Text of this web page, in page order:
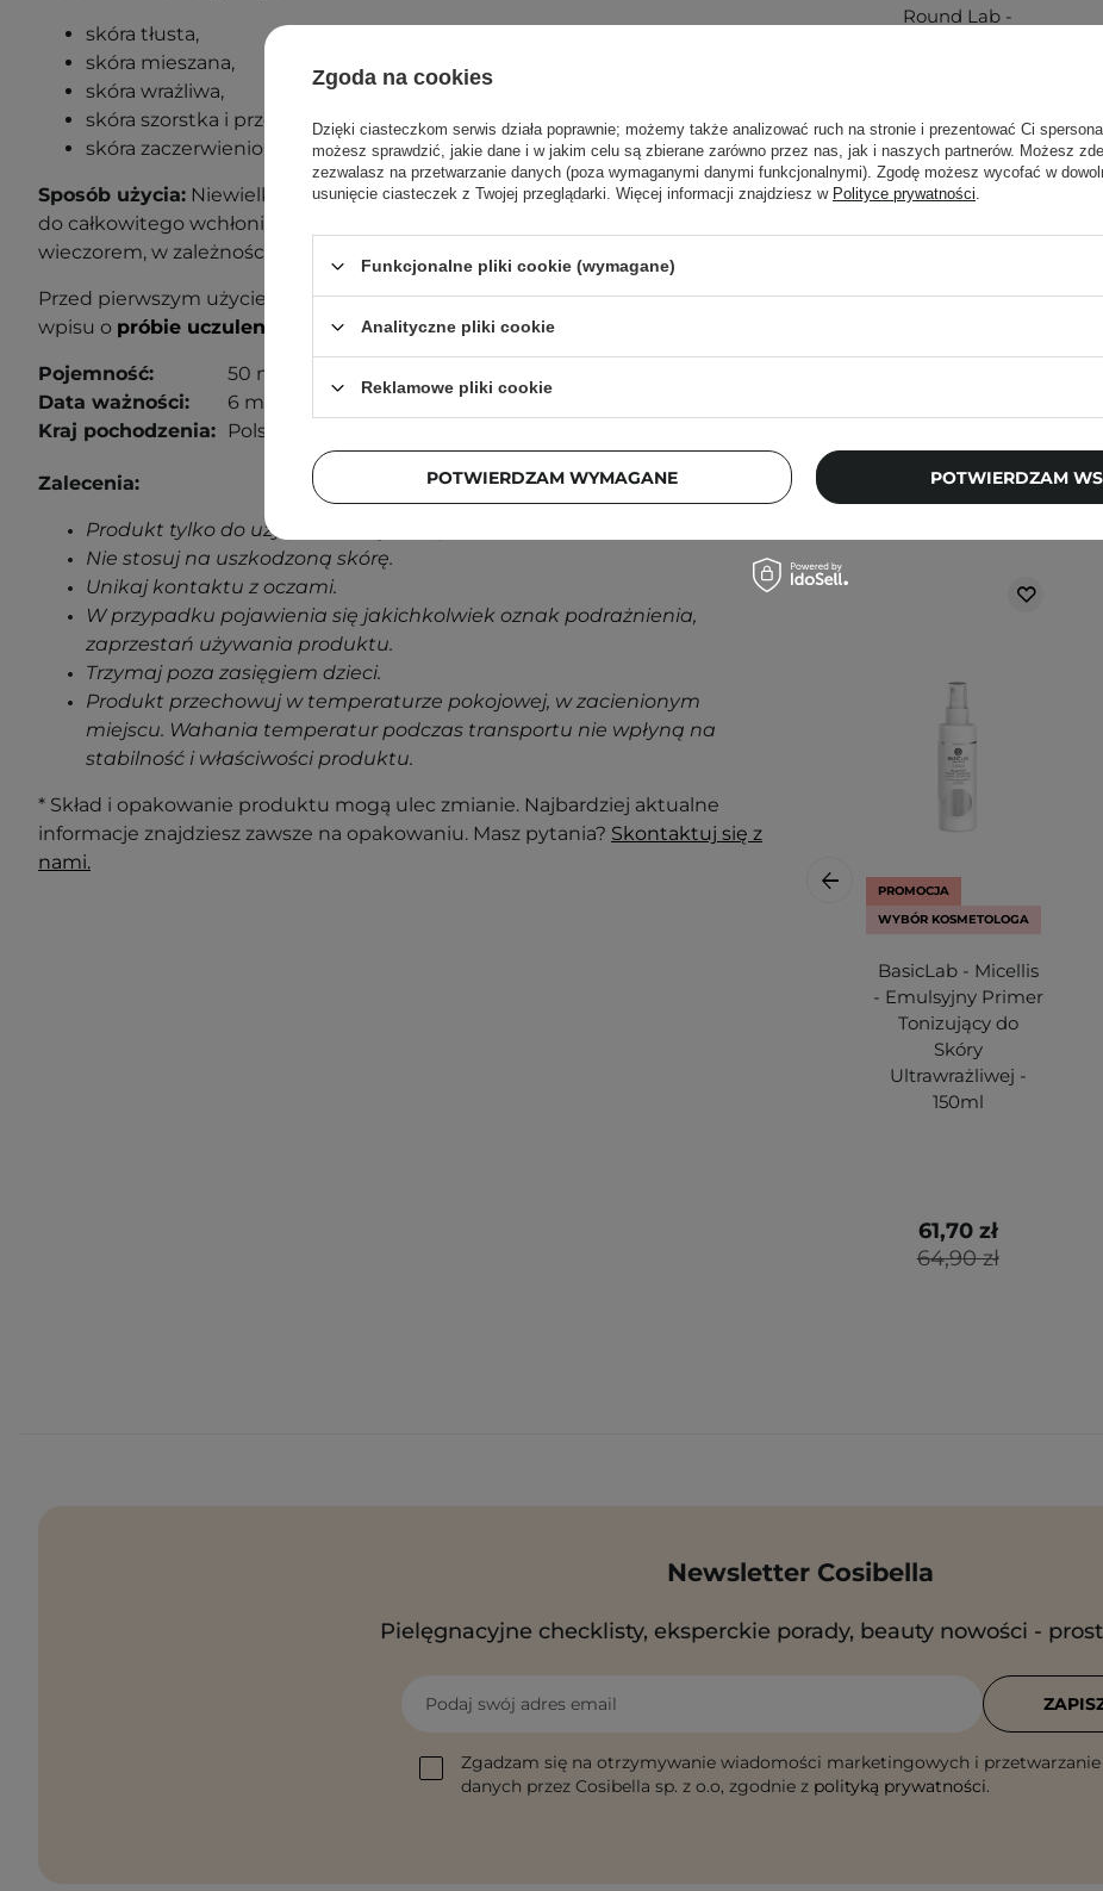
skóra tłusta,
skóra mieszana,
skóra wrażliwa,
skóra szorstka i przesuszona,
skóra zaczerwieniona i z podrażnieniami.
Sposób użycia: Niewielką ilość kremu nałóż na twarz, szyję i dekolt, wmasuj
do całkowitego wchłonięcia. Stosuj na oczyszczoną skórę rano lub/i
wieczorem, w zależności od potrzeb
Przed pierwszym użyciem wykonaj próbę uczuleniową. Zajrzyj do naszego
wpisu o próbie uczuleniowej , aby dowiedzieć się więcej.
Pojemność:
50 ml
Data ważności:
6 miesięcy od otwarcia.
Kraj pochodzenia:
Polska.
Zalecenia:
Produkt tylko do użytku zewnętrznego.
Nie stosuj na uszkodzoną skórę.
Unikaj kontaktu z oczami.
W przypadku pojawienia się jakichkolwiek oznak podrażnienia,
zaprzestań używania produktu.
Trzymaj poza zasięgiem dzieci.
Produkt przechowuj w temperaturze pokojowej, w zacienionym
miejscu. Wahania temperatur podczas transportu nie wpłyną na
stabilność i właściwości produktu.
* Skład i opakowanie produktu mogą ulec zmianie. Najbardziej aktualne
informacje znajdziesz zawsze na opakowaniu. Masz pytania? Skontaktuj się z
nami.
Round Lab -
do Twarzy z
Pantenolem i
Ceramidami -
80ml
99,90 zł
Klienci, którzy
PROMOCJA
WYBÓR KOSMETOLOGA
BasicLab - Micellis
- Emulsyjny Primer
Tonizujący do
Skóry
Ultrawrażliwej -
150ml
64,90 zł
61,70 zł
Newsletter Cosibella
Pielęgnacyjne checklisty, eksperckie porady, beauty nowości -
Podaj swój adres email
Zgadzam się na otrzymywanie wiadomości marketingowych i
danych przez Cosibella sp. z o.o, zgodnie z polityką prywatności.
Zgoda na cookies
Dzięki ciasteczkom serwis działa poprawnie; możemy także analizować ruch na stronie i prezentować Ci
możesz sprawdzić, jakie dane i w jakim celu są zbierane zarówno przez nas, jak i naszych partnerów. Możesz
zezwalasz na przetwarzanie danych (poza wymaganymi danymi funkcjonalnymi). Zgodę możesz wycofać w
usunięcie ciasteczek z Twojej przeglądarki. Więcej informacji znajdziesz w Polityce prywatności.
Funkcjonalne pliki cookie (wymagane)
Analityczne pliki cookie
Reklamowe pliki cookie
POTWIERDZAM WYMAGANE POTWIERDZAM